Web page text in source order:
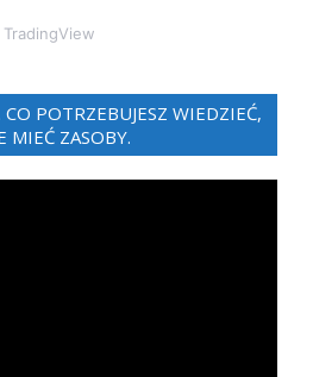
CO POTRZEBUJESZ WIEDZIEĆ,
MIEĆ ZASOBY.